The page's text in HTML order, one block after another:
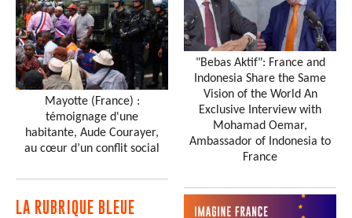
Mayotte (France) :
témoignage d'une
habitante, Aude Courayer,
au cœur d’un conflit social
LA RUBRIQUE BLEUE
"Bebas Aktif": France and
Indonesia Share the Same
Vision of the World An
Exclusive Interview with
Mohamad Oemar,
Ambassador of Indonesia to
France